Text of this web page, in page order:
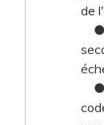
de
●
●